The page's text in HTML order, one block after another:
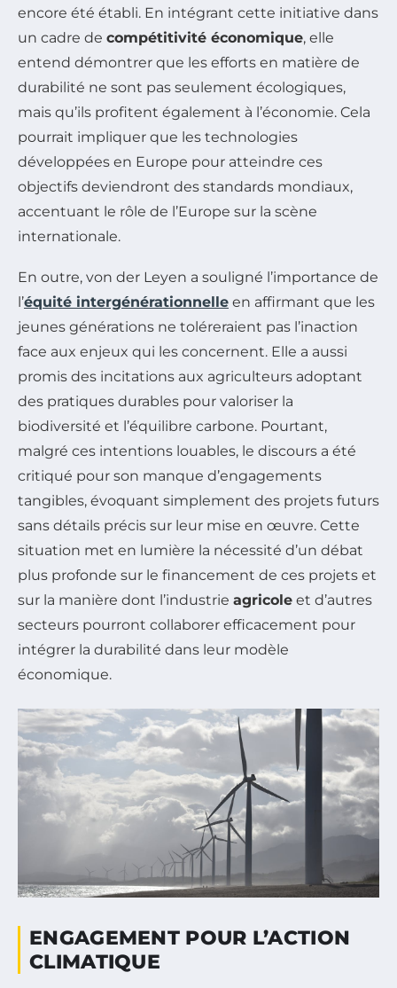
encore été établi. En intégrant cette initiative dans
un cadre de compétitivité économique, elle
entend démontrer que les efforts en matière de
durabilité ne sont pas seulement écologiques,
mais qu’ils profitent également à l’économie. Cela
pourrait impliquer que les technologies
développées en Europe pour atteindre ces
objectifs deviendront des standards mondiaux,
accentuant le rôle de l’Europe sur la scène
internationale.
En outre, von der Leyen a souligné l’importance de
l’équité intergénérationnelle en affirmant que les
jeunes générations ne toléreraient pas l’inaction
face aux enjeux qui les concernent. Elle a aussi
promis des incitations aux agriculteurs adoptant
des pratiques durables pour valoriser la
biodiversité et l’équilibre carbone. Pourtant,
malgré ces intentions louables, le discours a été
critiqué pour son manque d’engagements
tangibles, évoquant simplement des projets futurs
sans détails précis sur leur mise en œuvre. Cette
situation met en lumière la nécessité d’un débat
plus profonde sur le financement de ces projets et
sur la manière dont l’industrie agricole et d’autres
secteurs pourront collaborer efficacement pour
intégrer la durabilité dans leur modèle
économique.
ENGAGEMENT POUR L’ACTION
CLIMATIQUE